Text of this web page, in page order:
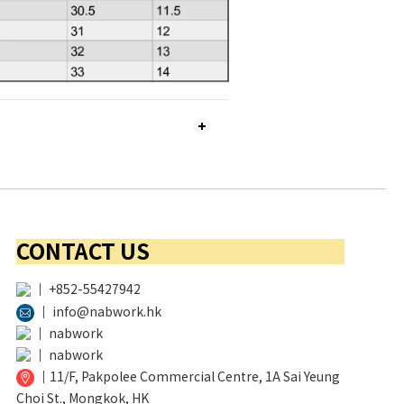
CONTACT US
│ +852-55427942
│ info@nabwork.hk
│ nabwork
│ nabwork
│ 11/F, Pakpolee Commercial Centre, 1A Sai Yeung
Choi St., Mongkok, HK